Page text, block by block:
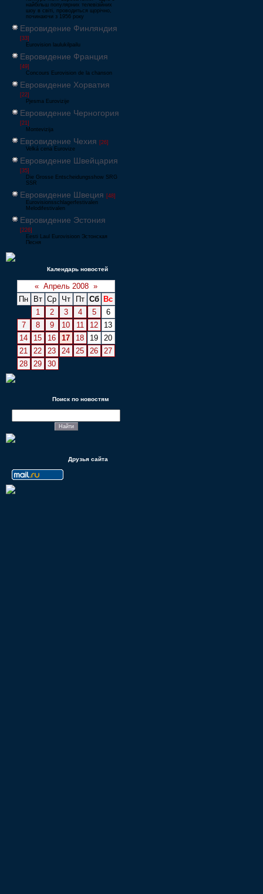
найбільш популярних телевізійних
шоу в світі, проводиться щорічно,
починаючи з 1956 року
Евровидение Финляндия
[33]
Eurovision laulukilpailu
Евровидение Франция
[49]
Concours Eurovision de la chanson
Евровидение Хорватия
[22]
Pjesma Eurovizije
Евровидение Черногория
[21]
Montevizija
Евровидение Чехия [26]
Velká cena Eurovize
Евровидение Швейцария
[35]
Die Grosse Entscheidungsshow SRG
SSR
Евровидение Швеция [48]
Eurovisionsschlagerfestivalen
Melodifestivalen
Евровидение Эстония
[226]
Eesti Laul Eurovisioon Эстонская
Песня
Календарь новостей
« Апрель 2008 »
Пн
Вт Ср Чт Пт Сб
Вс
1
2 3 4 5
6
7
8 9 10 11 12
13
14
15 16 17 18 19
20
21
22 23 24 25 26
27
28
29 30
Поиск по новостям
Друзья сайта